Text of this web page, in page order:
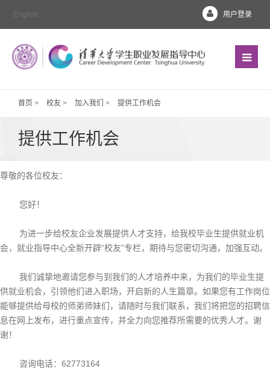
用户登录
English
首页 > 校友 > 加入我们 > 提供工作机会
提供工作机会
尊敬的各位校友：
您好！
为进一步给校友企业发展提供人才支持，给我校毕业生提供就业机
会，就业指导中心全新开辟“校友”专栏，期待与您密切沟通，加强互动。
我们诚挚地邀请您参与到我们的人才培养中来，为我们的毕业生提
供就业机会，引领他们进入职场，开启新的人生篇章。如果您有工作岗位
能够提供给母校的师弟师妹们，请随时与我们联系，我们将把您的招聘信
息在网上发布，进行重点宣传，并全力向您推荐所需要的优秀人才。谢
谢！
咨询电话：62773164